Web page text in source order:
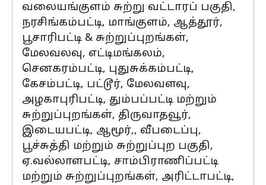
வலையங்குளம் சுற்று வட்டாரப் பகுதி,
நரசிங்கம்பட்டி, மாங்குளம், ஆத்தூர்,
பூசாரிபட்டி & சுற்றுப்புறங்கள்,
மேலவலவு, எட்டிமங்கலம்,
செனகரம்பட்டி, புதுசுக்கம்பட்டி,
கேசம்பட்டி, பட்டூர், மேலவளவு,
அழகாபுரிபட்டி, தும்பப்பட்டி மற்றும்
சுற்றுப்புறங்கள், திருவாதவூர்,
இடையபட்டி, ஆமூர்,, வீபடைப்பு,
பூச்சுத்தி மற்றும் சுற்றுப்புற பகுதி,
ஏ.வல்லாளபட்டி, சாம்பிராணிப்பட்டி
மற்றும் சுற்றுப்புறங்கள், அரிட்டாபட்டி,